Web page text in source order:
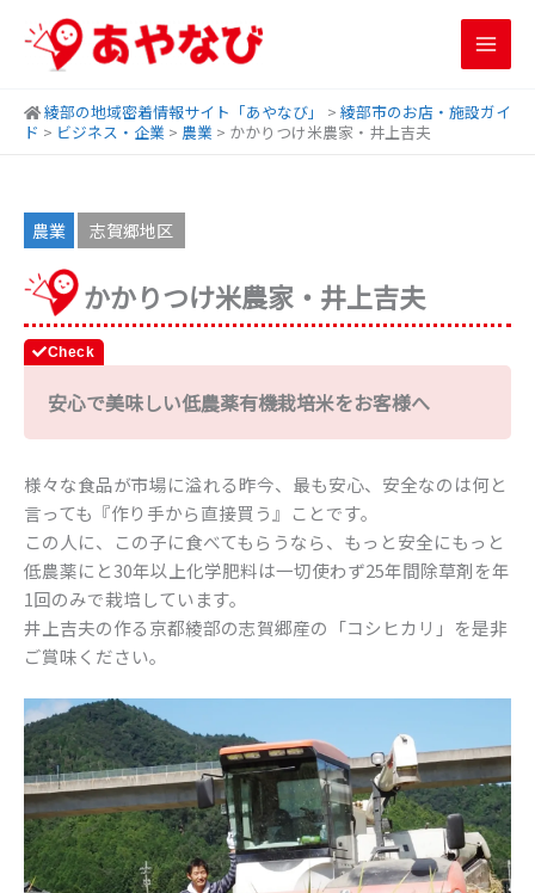
綾部の地域密着情報サイト「あやなび」 > 綾部市のお店・施設ガイ
ド > ビジネス・企業 > 農業 > かかりつけ米農家・井上吉夫
農業 志賀郷地区
かかりつけ米農家・井上吉夫
安心で美味しい低農薬有機栽培米をお客様へ
様々な食品が市場に溢れる昨今、最も安心、安全なのは何と
言っても『作り手から直接買う』ことです。
この人に、この子に食べてもらうなら、もっと安全にもっと
低農薬にと30年以上化学肥料は一切使わず25年間除草剤を年
1回のみで栽培しています。
井上吉夫の作る京都綾部の志賀郷産の「コシヒカリ」を是非
ご賞味ください。